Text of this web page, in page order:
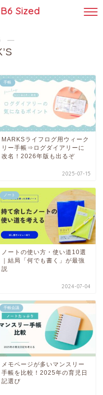
Sized
―
手帳
MARKSライフログ用ウィーク
リー手帳⇒ログダイアリーに
改名！2026年版も出るぞ
2025-07-15
ノート
ノートの使い方・使い道10選
｜結局「何でも書く」が最強
説
2024-07-04
手帳会議
メモページが多いマンスリー
手帳を比較！2025年の育児日
記選び